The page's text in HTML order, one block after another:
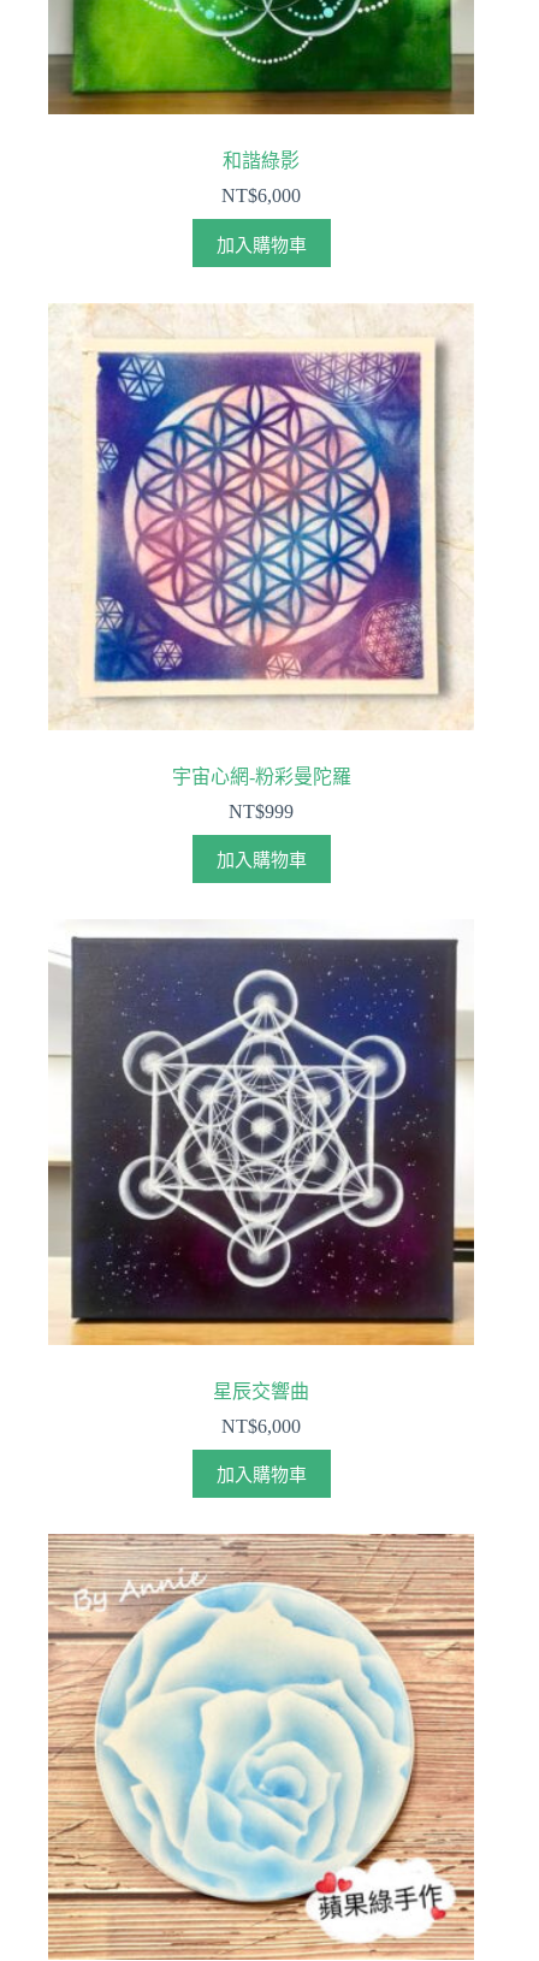
和諧綠影
NT$6,000
加入購物車
宇宙心網-粉彩曼陀羅
NT$999
加入購物車
星辰交響曲
NT$6,000
加入購物車